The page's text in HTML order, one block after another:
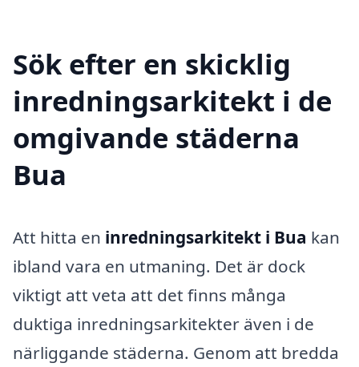
Sök efter en skicklig
inredningsarkitekt i de
omgivande städerna
Bua
Att hitta en inredningsarkitekt i Bua kan
ibland vara en utmaning. Det är dock
viktigt att veta att det finns många
duktiga inredningsarkitekter även i de
närliggande städerna. Genom att bredda